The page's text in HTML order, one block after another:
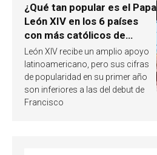
¿Qué tan popular es el Papa
León XIV en los 6 países
con más católicos de
América Latina en 2026?
Publican resultados de
investigación
León XIV recibe un amplio apoyo
latinoamericano, pero sus cifras
de popularidad en su primer año
son inferiores a las del debut de
Francisco